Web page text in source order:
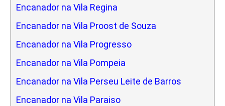
Encanador na Vila Regina
Encanador na Vila Proost de Souza
Encanador na Vila Progresso
Encanador na Vila Pompeia
Encanador na Vila Perseu Leite de Barros
Encanador na Vila Paraiso